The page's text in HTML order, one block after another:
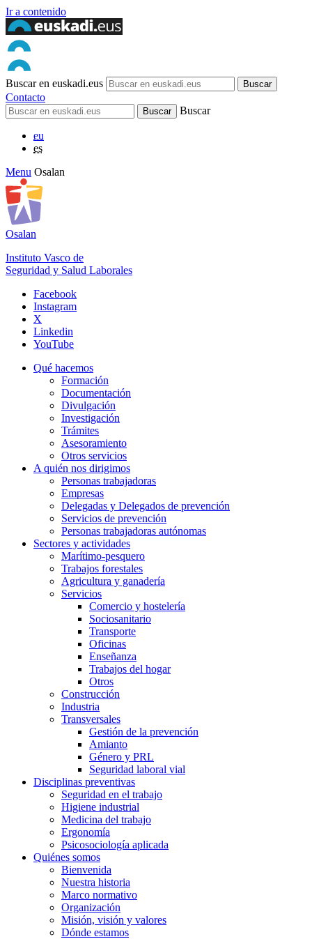
Ir a contenido
Buscar en euskadi.eus
Contacto
Buscar
eu
es
Menu Osalan
Osalan
Instituto Vasco de
Seguridad y Salud Laborales
Facebook
Instagram
X
Linkedin
YouTube
Qué hacemos
Formación
Documentación
Divulgación
Investigación
Trámites
Asesoramiento
Otros servicios
A quién nos dirigimos
Personas trabajadoras
Empresas
Delegadas y Delegados de prevención
Servicios de prevención
Personas trabajadoras autónomas
Sectores y actividades
Marítimo-pesquero
Trabajos forestales
Agricultura y ganadería
Servicios
Comercio y hostelería
Sociosanitario
Transporte
Oficinas
Enseñanza
Trabajos del hogar
Otros
Construcción
Industria
Transversales
Gestión de la prevención
Amianto
Género y PRL
Seguridad laboral vial
Disciplinas preventivas
Seguridad en el trabajo
Higiene industrial
Medicina del trabajo
Ergonomía
Psicosociología aplicada
Quiénes somos
Bienvenida
Nuestra historia
Marco normativo
Organización
Misión, visión y valores
Dónde estamos